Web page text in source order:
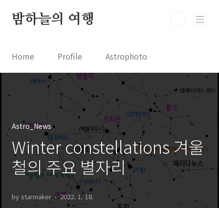
밤하늘의 여행
Home Profile Astrophoto
Astro News Comet News Astro Video
Astrophotography
Astro_News
Winter constellations 겨울
철의 주요 별자리
by starmaker 2022. 1. 18.